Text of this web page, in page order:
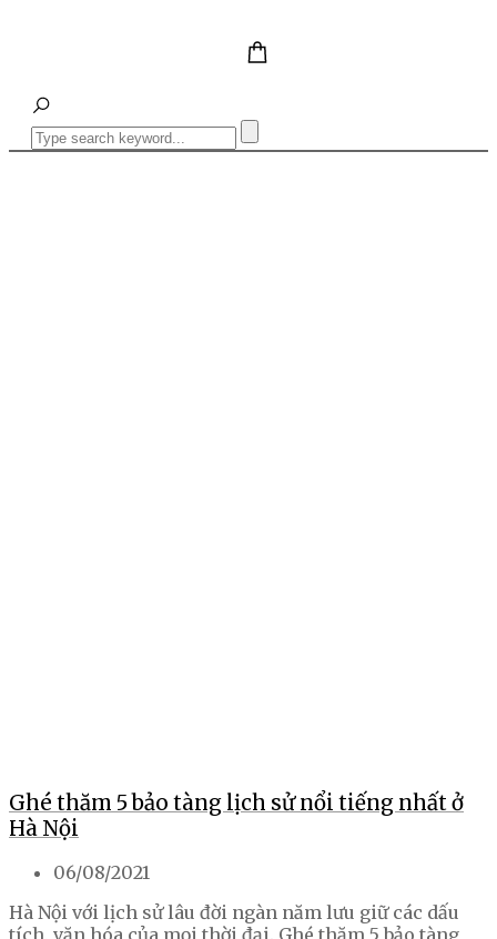
Ghé thăm 5 bảo tàng lịch sử nổi tiếng nhất ở
Hà Nội
06/08/2021
Hà Nội với lịch sử lâu đời ngàn năm lưu giữ các dấu